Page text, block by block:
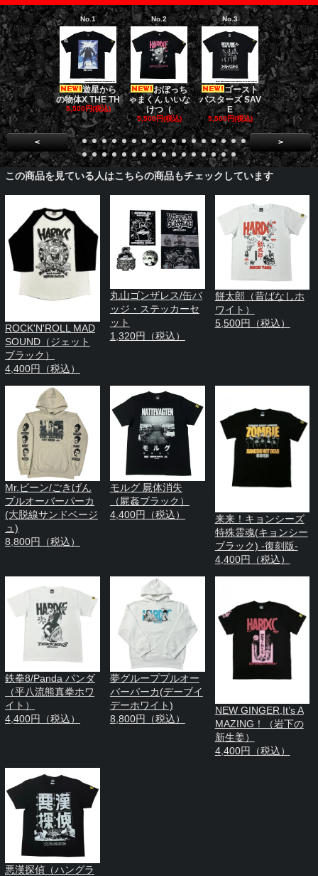
No.1
遊星から
の物体X THE TH
5,500円(税込)
No.2
おぼっち
ゃまくん いいな
けつ（
5,500円(税込)
No.3
ゴースト
バスターズ SAV
E
5,500円(税込)
No.4
ダークナイ
リロジー/
5,500円(税
< >
この商品を見ている人はこちらの商品もチェックしています
ROCK'N'ROLL MAD
SOUND（ジェット
ブラック）
4,400円（税込）
丸山ゴンザレス/缶バ
ッジ・ステッカーセ
ット
1,320円（税込）
餅太郎（昔ばなしホ
ワイト）
5,500円（税込）
Mr.ビーン/ごきげん
プルオーバーパーカ
(大脱線サンドベージ
ュ)
8,800円（税込）
モルグ 屍体消失
（屍姦ブラック）
4,400円（税込）
来来！キョンシーズ
特殊霊魂(キョンシー
ブラック) -復刻版-
4,400円（税込）
鉄拳8/Panda パンダ
（平八流熊真拳ホワ
イト）
4,400円（税込）
夢グループプルオー
バーパーカ(デーブイ
デーホワイト)
8,800円（税込）
NEW GINGER,It’s A
MAZING！（岩下の
新生姜）
4,400円（税込）
悪漢探偵（ハングラ